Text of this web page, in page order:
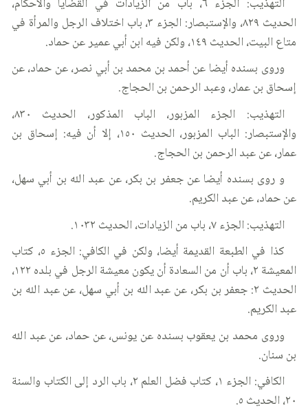
الحديث ٨٢٩، والإستبصار: الجزء ٣، باب اختلاف الرجل والمرأة في
متاع البيت، الحديث ١٤٩، ولكن فيه ابن أبي عمير عن حماد.
وروى بسنده أيضا عن أحمد بن محمد بن أبي نصر، عن حماد، عن
إسحاق بن عمار، وعبد الرحمن بن الحجاج.
التهذيب: الجزء المزبور، الباب المذكور، الحديث ٨٣٠،
والإستبصار: الباب المزبور، الحديث ١٥٠، إلا أن فيه: إسحاق بن
عمار، عن عبد الرحمن بن الحجاج.
و روى بسنده أيضا عن جعفر بن بكر، عن عبد الله بن أبي سهل،
عن حماد، عن عبد الكريم.
التهذيب: الجزء ٧، باب من الزيادات، الحديث ١٠٣٢.
كذا في الطبعة القديمة أيضا، ولكن في الكافي: الجزء ٥، كتاب
المعيشة ٢، باب أن من السعادة أن يكون معيشة الرجل في بلده ١٢٢،
الحديث ٢: جعفر بن بكر، عن عبد الله بن أبي سهل، عن عبد الله بن
عبد الكريم.
وروى محمد بن يعقوب بسنده عن يونس، عن حماد، عن عبد الله
بن سنان.
الكافي: الجزء ١، كتاب فضل العلم ٢، باب الرد إلى الكتاب والسنة
٢٠، الحديث ٥.